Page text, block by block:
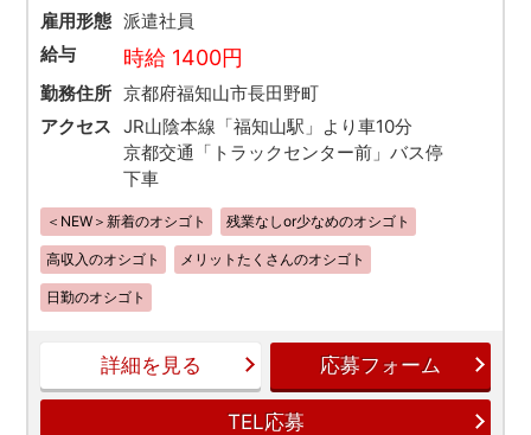
雇用形態 派遣社員
給与
時給 1400円
勤務住所 京都府福知山市長田野町
アクセス
JR山陰本線「福知山駅」より車10分
京都交通「トラックセンター前」バス停
下車
＜NEW＞新着のオシゴト 残業なしor少なめのオシゴト
高収入のオシゴト メリットたくさんのオシゴト
日勤のオシゴト
詳細を見る 応募フォーム
TEL応募